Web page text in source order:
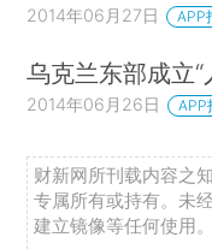
2014年06月27日 APP
乌克兰东部成立
2014年06月26日 APP
财新网所刊载内容之
专属所有或持有。未
建立镜像等任何使用。